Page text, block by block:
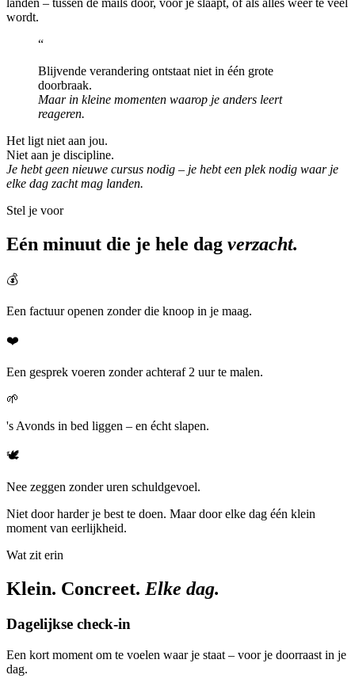
wordt.
“
Blijvende verandering ontstaat niet in één grote
doorbraak.
Maar in kleine momenten waarop je anders leert
reageren.
Het ligt niet aan jou.
Niet aan je discipline.
Je hebt geen nieuwe cursus nodig – je hebt een plek nodig waar je
elke dag zacht mag landen.
Stel je voor
Eén minuut die je hele dag verzacht.
💰
Een factuur openen zonder die knoop in je maag.
❤️
Een gesprek voeren zonder achteraf 2 uur te malen.
🌱
's Avonds in bed liggen – en écht slapen.
🕊️
Nee zeggen zonder uren schuldgevoel.
Niet door harder je best te doen. Maar door elke dag één klein
moment van eerlijkheid.
Wat zit erin
Klein. Concreet. Elke dag.
Dagelijkse check-in
Een kort moment om te voelen waar je staat – voor je doorraast in je
dag.